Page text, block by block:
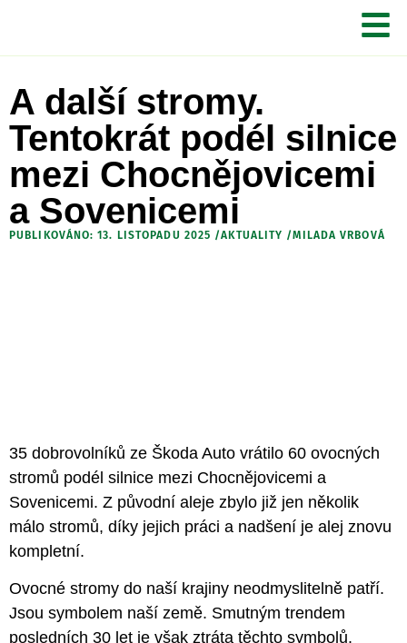
A další stromy.
Tentokrát podél silnice
mezi Chocnějovicemi
a Sovenicemi
PUBLIKOVÁNO: 13. LISTOPADU 2025 /AKTUALITY /MILADA VRBOVÁ
35 dobrovolníků ze Škoda Auto vrátilo 60 ovocných
stromů podél silnice mezi Chocnějovicemi a
Sovenicemi. Z původní aleje zbylo již jen několik
málo stromů, díky jejich práci a nadšení je alej znovu
kompletní.
Ovocné stromy do naší krajiny neodmyslitelně patří.
Jsou symbolem naší země. Smutným trendem
posledních 30 let je však ztráta těchto symbolů.